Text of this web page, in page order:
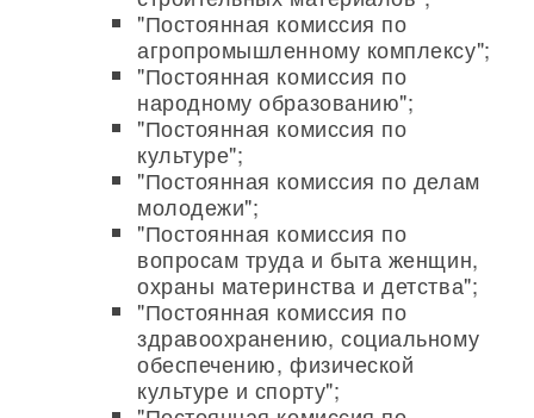
"Постоянная комиссия по
агропромышленному комплексу";
"Постоянная комиссия по
народному образованию";
"Постоянная комиссия по
культуре";
"Постоянная комиссия по делам
молодежи";
"Постоянная комиссия по
вопросам труда и быта женщин,
охраны материнства и детства";
"Постоянная комиссия по
здравоохранению, социальному
обеспечению, физической
культуре и спорту";